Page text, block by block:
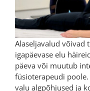
Alaseljavalud võivad
igapäevase elu
päeva või muutub
füsioterapeudi
valu algpõhjused ja